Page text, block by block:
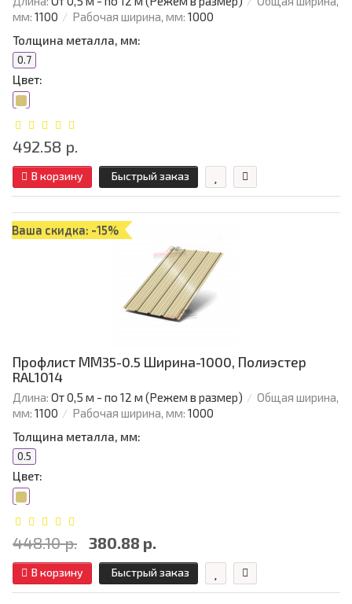
мм: 1100 Рабочая ширина, мм: 1000
Толщина металла, мм:
0.7
Цвет:
492.58 р.
В корзину Быстрый заказ
Ваша скидка: -15%
Профлист ММ35-0.5 Ширина-1000, Полиэстер
RAL1014
Длина: От 0,5 м - по 12 м (Режем в размер)
Общая ширина,
мм: 1100 Рабочая ширина, мм: 1000
Толщина металла, мм:
0.5
Цвет:
448.10 р. 380.88 р.
В корзину Быстрый заказ